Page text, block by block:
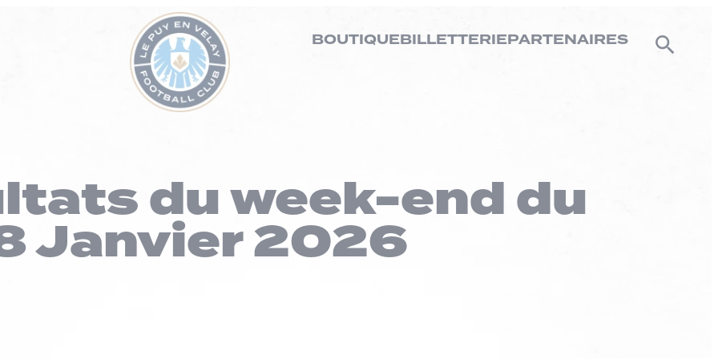
BOUTIQUEBILLETTERIEPARTENAIRES
du week-end du
Janvier 2026